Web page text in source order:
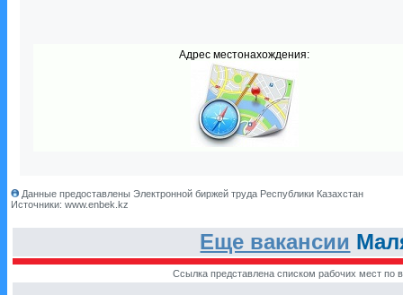
Адрес местонахождения:
Данные предоставлены Электронной биржей труда Республики Казахстан
Источники: www.enbek.kz
Еще вакансии
Ссылка представлена списком рабочих мест по